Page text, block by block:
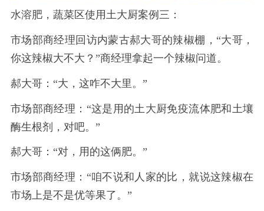
水溶肥，蔬菜区使用土大厨案例三：
市场部商经理回访内蒙古郝大哥的辣椒棚， “大哥，
你这辣椒大不大？”商经理拿起一个辣椒问道。
郝大哥： “大，这咋不大里。”
市场部商经理： “这是用的土大厨免疫流体肥和土壤
酶生根剂，对吧。”
郝大哥： “对，用的这俩肥。”
市场部商经理： “咱不说和人家的比，就说这辣椒在
市场上是不是优等果了。”